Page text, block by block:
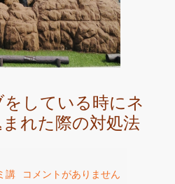
フ
ォ
ル
ス
ラ
ブ
る
している時にネ
れた際の対処法
講 コメントがありません